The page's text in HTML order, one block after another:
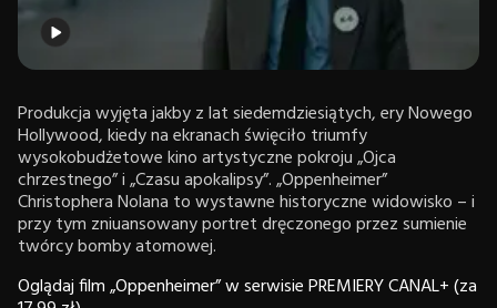
Produkcja wyjęta jakby z lat siedemdziesiątych, ery Nowego
Hollywood, kiedy na ekranach święciło triumfy
wysokobudżetowe kino artystyczne pokroju „Ojca
chrzestnego” i „Czasu apokalipsy”. „Oppenheimer”
Christophera Nolana to wystawne historyczne widowisko – i
przy tym zniuansowany portret dręczonego przez sumienie
twórcy bomby atomowej.
Oglądaj film „Oppenheimer” w serwisie PREMIERY CANAL+ (za